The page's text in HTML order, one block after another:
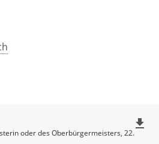
oder des Oberbürgermeisters, 22.
file_download